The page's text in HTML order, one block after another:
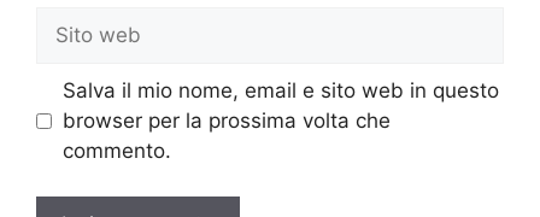
web
Salva il mio nome, email e sito web in questo
browser per la prossima volta che
commento.